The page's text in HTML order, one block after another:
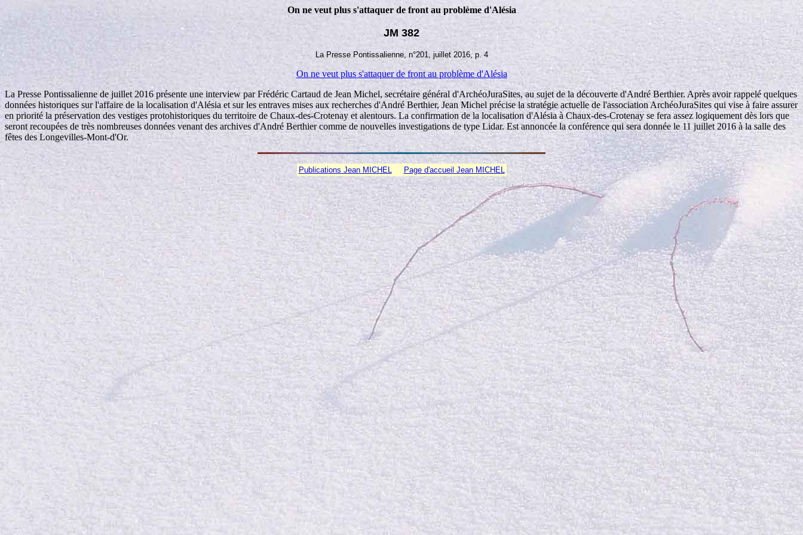
On ne veut plus s'attaquer de front au problème d'Alésia
JM 382
La Presse Pontissalienne, n°201, juillet 2016, p. 4
On ne veut plus s'attaquer de front au problème d'Alésia
La Presse Pontissalienne de juillet 2016 présente une interview par Frédéric Cartaud de Jean Michel, secrétaire général d'ArchéoJuraSites, au sujet de la découverte d'André Berthier. Après avoir rappelé quelques
données historiques sur l'affaire de la localisation d'Alésia et sur les entraves mises aux recherches d'André Berthier, Jean Michel précise la stratégie actuelle de l'association ArchéoJuraSites qui vise à faire assurer
en priorité la préservation des vestiges protohistoriques du territoire de Chaux-des-Crotenay et alentours. La confirmation de la localisation d'Alésia à Chaux-des-Crotenay se fera assez logiquement dès lors que
seront recoupées de très nombreuses données venant des archives d'André Berthier comme de nouvelles investigations de type Lidar. Est annoncée la conférence qui sera donnée le 11 juillet 2016 à la salle des
fêtes des Longevilles-Mont-d'Or.
Publications Jean MICHEL Page d'accueil Jean MICHEL